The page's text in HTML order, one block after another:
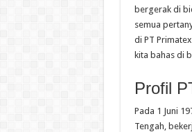
bergerak di
semua
di PT
kita bahas di
Profil
Pada 1 Juni
Tengah,